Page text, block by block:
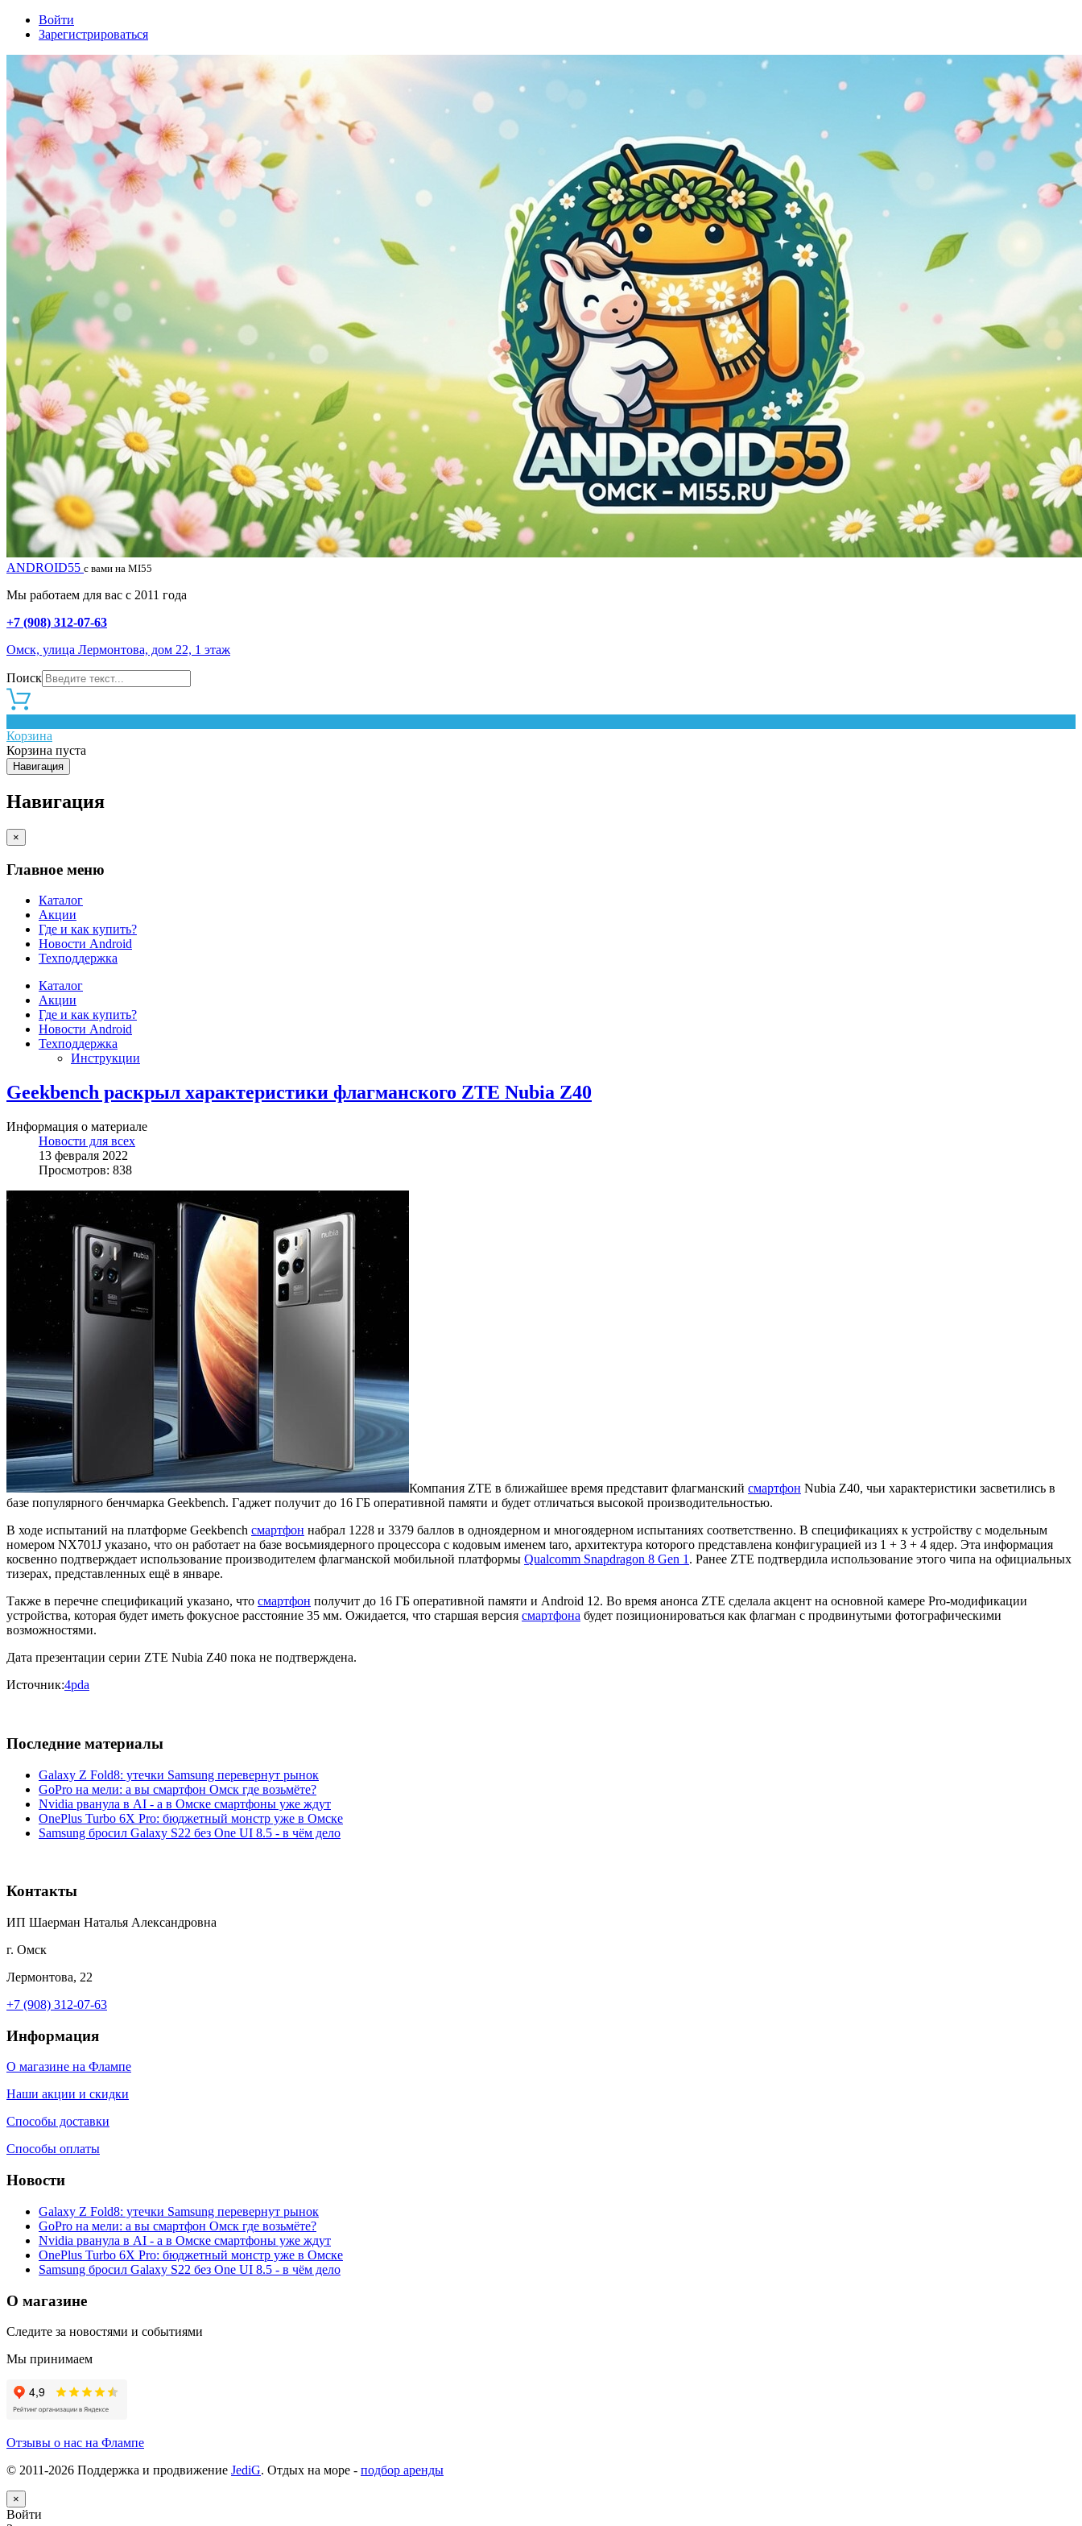
Войти
Зарегистрироваться
ANDROID55 с вами на MI55
Мы работаем для вас с 2011 года
+7 (908) 312-07-63
Омск, улица Лермонтова, дом 22, 1 этаж
Поиск
Корзина
Корзина пуста
Навигация
Навигация
×
Главное меню
Каталог
Акции
Где и как купить?
Новости Android
Техподдержка
Каталог
Акции
Где и как купить?
Новости Android
Техподдержка
Инструкции
Geekbench раскрыл характеристики флагманского ZTE Nubia Z40
Информация о материале
Новости для всех
13 февраля 2022
Просмотров: 838
Компания ZTE в ближайшее время представит флагманский смартфон Nubia Z40, чьи характеристики засветились в
базе популярного бенчмарка Geekbench. Гаджет получит до 16 ГБ оперативной памяти и будет отличаться высокой производительностью.
В ходе испытаний на платформе Geekbench смартфон набрал 1228 и 3379 баллов в одноядерном и многоядерном испытаниях соответственно. В спецификациях к устройству с модельным
номером NX701J указано, что он работает на базе восьмиядерного процессора с кодовым именем taro, архитектура которого представлена конфигурацией из 1 + 3 + 4 ядер. Эта информация
косвенно подтверждает использование производителем флагманской мобильной платформы Qualcomm Snapdragon 8 Gen 1 . Ранее ZTE подтвердила использование этого чипа на официальных
тизерах, представленных ещё в январе.
Также в перечне спецификаций указано, что смартфон получит до 16 ГБ оперативной памяти и Android 12. Во время анонса ZTE сделала акцент на основной камере Pro-модификации
устройства, которая будет иметь фокусное расстояние 35 мм. Ожидается, что старшая версия смартфона будет позиционироваться как флагман с продвинутыми фотографическими
возможностями.
Дата презентации серии ZTE Nubia Z40 пока не подтверждена.
Источник:4pda
Последние материалы
Galaxy Z Fold8: утечки Samsung перевернут рынок
GoPro на мели: а вы смартфон Омск где возьмёте?
Nvidia рванула в AI - а в Омске смартфоны уже ждут
OnePlus Turbo 6X Pro: бюджетный монстр уже в Омске
Samsung бросил Galaxy S22 без One UI 8.5 - в чём дело
Контакты
ИП Шаерман Наталья Александровна
г. Омск
Лермонтова, 22
+7 (908) 312-07-63
Информация
О магазине на Флампе
Наши акции и скидки
Способы доставки
Способы оплаты
Новости
Galaxy Z Fold8: утечки Samsung перевернут рынок
GoPro на мели: а вы смартфон Омск где возьмёте?
Nvidia рванула в AI - а в Омске смартфоны уже ждут
OnePlus Turbo 6X Pro: бюджетный монстр уже в Омске
Samsung бросил Galaxy S22 без One UI 8.5 - в чём дело
О магазине
Следите за новостями и событиями
Мы принимаем
Отзывы о нас на Флампе
© 2011-2026 Поддержка и продвижение JediG. Отдых на море - подбор аренды
×
Войти